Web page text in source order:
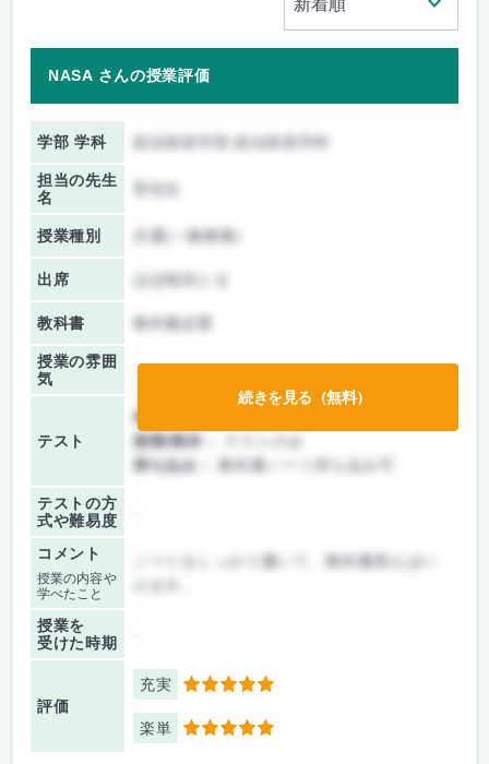
NASA さんの授業評価
学部 学科 総合政策学部 総合政策学科
担当の先生
名
授業種別 共通(一般教養)
出席 ほぼ毎回とる
教科書 教科書必要
授業の雰囲
気
テスト
前期/中間：
後期/期末：
持ち込み：
教科書ノート持ち込み可
テストの方
式や難易度
コメント
授業の内容や
学べたこと
ノートをしっかり書いて、教科書買えばい
授業を
受けた時期
評価
充実 5
楽単 5
続きを見る（無料）